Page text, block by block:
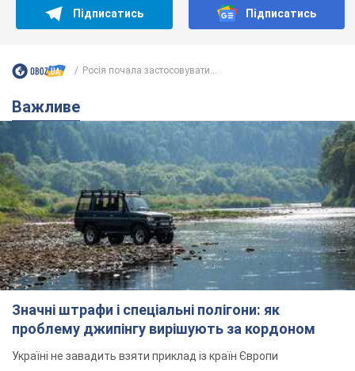
Підписатись Підписатись
Росія почала застосовувати...
Важливе
Значні штрафи і спеціальні полігони: як
проблему джипінгу вирішують за кордоном
Україні не завадить взяти приклад із країн Європи